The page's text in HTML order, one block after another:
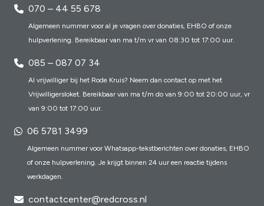
070 – 44 55 678
Algemeen nummer voor al je vragen over donaties, EHBO of onze
hulpverlening. Bereikbaar van ma t/m vr van 08:30 tot 17:00 uur.
085 – 087 07 34
Al vrijwilliger bij het Rode Kruis? Neem dan contact op met het
Vrijwilligersloket. Bereikbaar van ma t/m do van 9:00 tot 20:00 uur, vr
van 9:00 tot 17:00 uur.
06 5781 3499
Algemeen nummer voor Whatsapp-tekstberichten over donaties, EHBO
of onze hulpverlening. Je krijgt binnen 24 uur een reactie tijdens
werkdagen.
contactcenter@redcross.nl